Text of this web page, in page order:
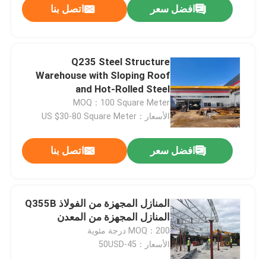
افضل سعر اتصل بنا
Q235 Steel Structure
Warehouse with Sloping Roof
and Hot-Rolled Steel
Construction for Durable
Storage Solutions
MOQ：100 Square Meter
الأسعار：US $30-80 Square Meter
افضل سعر اتصل بنا
المنازل المجهزة من الفولاذ Q355B
المنازل المجهزة من المعدن
MOQ：200 درجة مئوية
الأسعار：45-50USD